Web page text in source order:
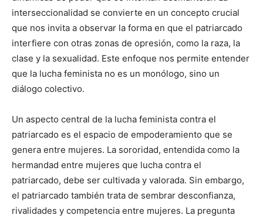
interseccionalidad se convierte en un concepto crucial
que nos invita a observar la forma en que el patriarcado
interfiere con otras zonas de opresión, como la raza, la
clase y la sexualidad. Este enfoque nos permite entender
que la lucha feminista no es un monólogo, sino un
diálogo colectivo.
Un aspecto central de la lucha feminista contra el
patriarcado es el espacio de empoderamiento que se
genera entre mujeres. La sororidad, entendida como la
hermandad entre mujeres que lucha contra el
patriarcado, debe ser cultivada y valorada. Sin embargo,
el patriarcado también trata de sembrar desconfianza,
rivalidades y competencia entre mujeres. La pregunta